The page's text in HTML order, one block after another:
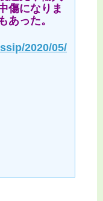
傷になりま
あった。
2020/05/